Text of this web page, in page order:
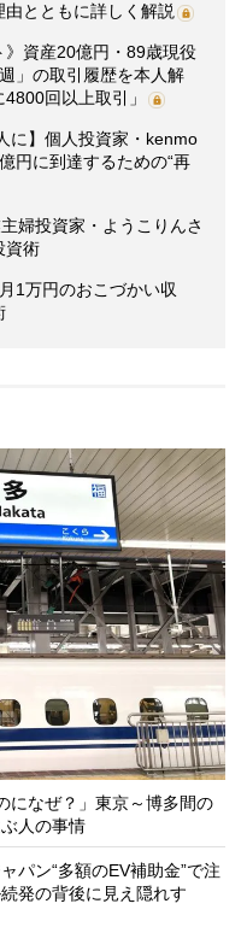
とともに詳しく解説
》資産20億円・89歳現役
」の取引履歴を本人解
回以上取引」
に】個人投資家・kenmo
円に到達するための“再
婦投資家・ようこりんさ
資術
1万円のおこづかい収
になぜ？」東京～博多間の
人の事情
パン“多額のEV補助金”で注
発の背後に見え隠れす